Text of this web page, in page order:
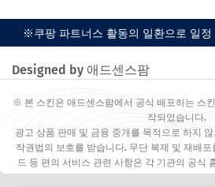
※쿠팡 파트너스 활동의 일환으로 일정
Designed by 애드센스팜
※ 본 스킨은 애드센스팜에서 공식 배포하는 스
작되었습니다.
광고 상품 판매 및 금융 중개를 목적으로 하지
작권법의 보호를 받습니다. 무단 복제 및 재배포
드 등 편의 서비스 관련 사항은 각 기관의 공식